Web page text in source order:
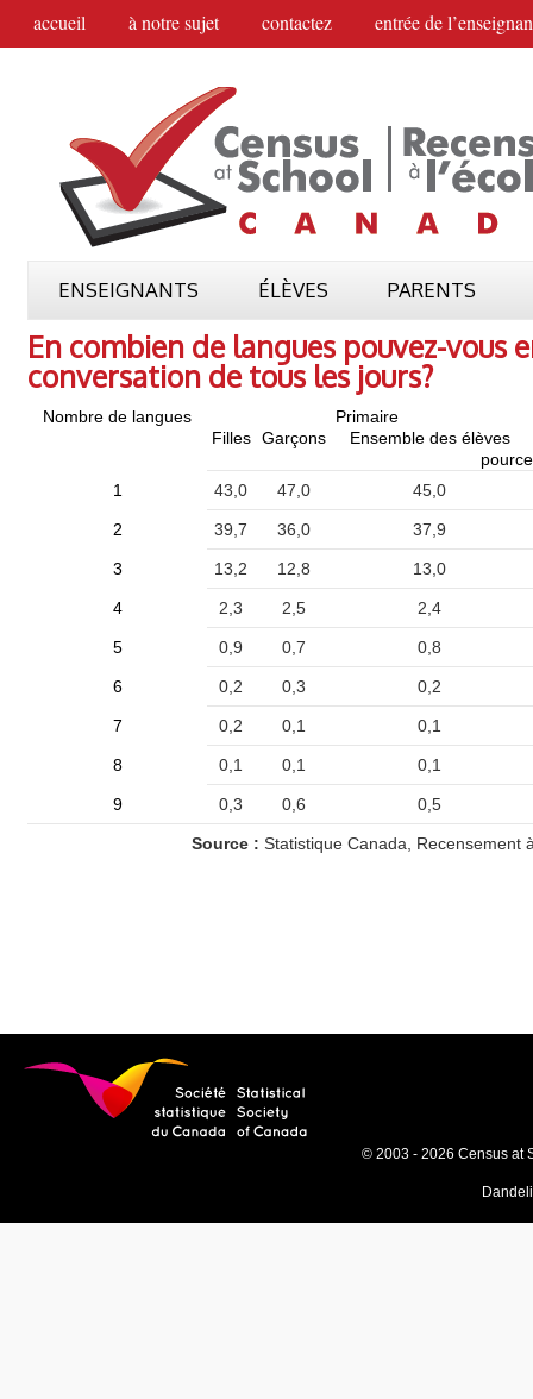
accueil à notre sujet contactez entrée de
ENSEIGNANTS ÉLÈVES PARENTS
En combien de langues pouvez-vous
conversation de tous les jours?
Nombre de langues
Primaire
Filles Garçons Ensemble des élèves
1
43,0 47,0 45,0
2 39,7 36,0 37,9
3 13,2 12,8 13,0
4 2,3 2,5 2,4
5 0,9 0,7 0,8
6 0,2 0,3 0,2
7 0,2 0,1 0,1
8 0,1 0,1 0,1
9 0,3 0,6 0,5
Source : Statistique Canada, Recensement
© 2003 - 2026 Census at